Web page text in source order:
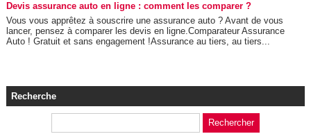
Devis assurance auto en ligne : comment les comparer ?
Vous vous apprêtez à souscrire une assurance auto ? Avant de vous
lancer, pensez à comparer les devis en ligne.Comparateur Assurance
Auto ! Gratuit et sans engagement !Assurance au tiers, au tiers...
Recherche